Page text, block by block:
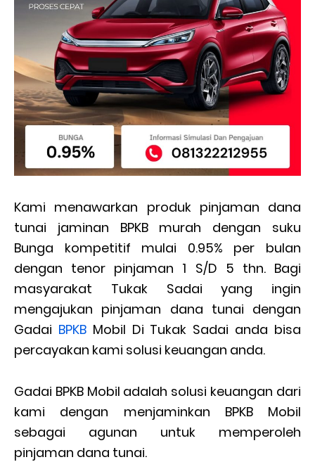
Kami menawarkan produk pinjaman dana
tunai jaminan BPKB murah dengan suku
Bunga kompetitif mulai 0.95% per bulan
dengan tenor pinjaman 1 S/D 5 thn. Bagi
masyarakat Tukak Sadai yang ingin
mengajukan pinjaman dana tunai dengan
Gadai BPKBMobil Di Tukak Sadai anda bisa
percayakan kami solusi keuangan anda.
Gadai BPKB Mobil adalah solusi keuangan dari
kami dengan menjaminkan BPKB Mobil
sebagai agunan untuk memperoleh
pinjaman dana tunai.